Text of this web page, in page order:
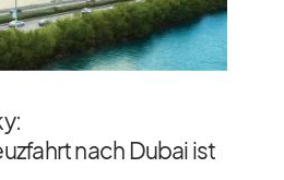
nach Dubai ist